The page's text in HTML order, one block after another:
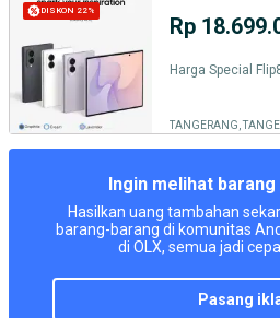
DISKON 22%
Rp
Harga Special
TANGERANG,
Ingin melihat barang
Hasilkan uang tambahan
barang-barang di komunitas
di OLX, semua jadi
pasang